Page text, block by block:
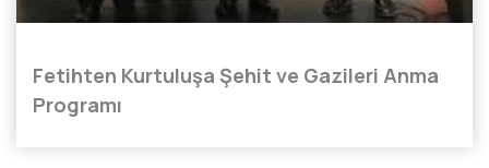
Fetihten Kurtuluşa Şehit ve Gazileri Anma
Programı